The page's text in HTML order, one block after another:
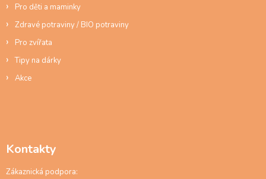
Pro děti a maminky
Zdravé potraviny / BIO potraviny
Pro zvířata
Tipy na dárky
Akce
Kontakty
Zákaznická podpora: